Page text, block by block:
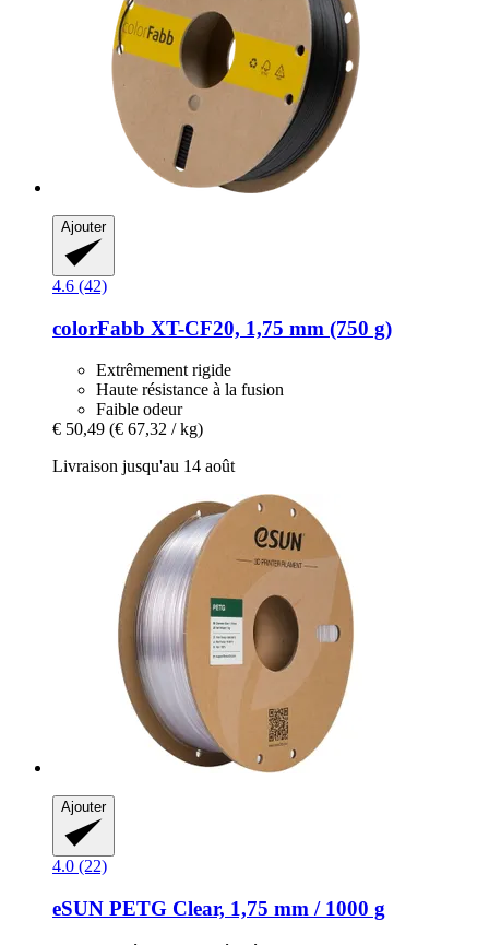
Ajouter
4.6 (42)
colorFabb XT-​CF20, 1,75 mm (750 g)
Extrêmement rigide
Haute résistance à la fusion
Faible odeur
€ 50,49 (€ 67,32 / kg)
Livraison jusqu'au 14 août
Ajouter
4.0 (22)
eSUN PETG Clear, 1,75 mm / 1000 g